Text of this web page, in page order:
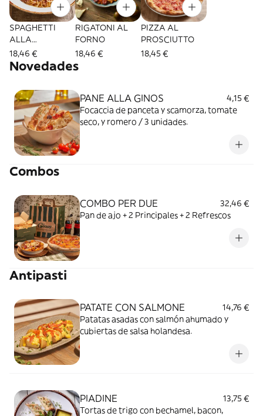
SPAGHETTI
ALLA
CARBONARA
DE AQUÍ
18,46 €
RIGATONI AL
FORNO
18,46 €
PIZZA AL
PROSCIUTTO
18,45 €
Novedades
PANE ALLA GINOS
4,15 €
Focaccia de panceta y scamorza, tomate
seco, y romero / 3 unidades.
Combos
COMBO PER DUE
32,46 €
Pan de ajo + 2 Principales + 2 Refrescos
Antipasti
PATATE CON SALMONE
14,76 €
Patatas asadas con salmón ahumado y
cubiertas de salsa holandesa.
PIADINE
13,75 €
Tortas de trigo con bechamel, bacon,